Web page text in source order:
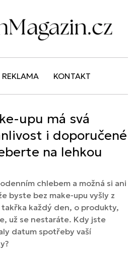
REKLAMA KONTAKT
upu má svá
i doporučené
na lehkou
chlebem a možná si ani
byste bez make-upu vyšly z
každý den, o produkty,
už se nestaráte. Kdy jste
datum spotřeby vaší